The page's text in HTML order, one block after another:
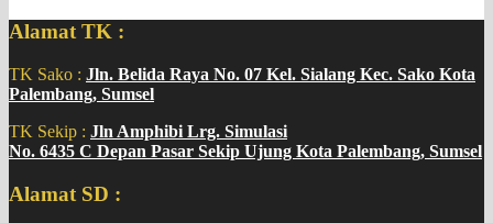
Alamat TK :
TK Sako : Jln. Belida Raya No. 07 Kel. Sialang Kec. Sako Kota
Palembang, Sumsel
TK Sekip : Jln Amphibi Lrg. Simulasi
No. 6435 C Depan Pasar Sekip Ujung Kota Palembang, Sumsel
Alamat SD :